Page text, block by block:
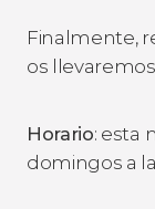
Finalmente,
os
Horario: esta
domingos a